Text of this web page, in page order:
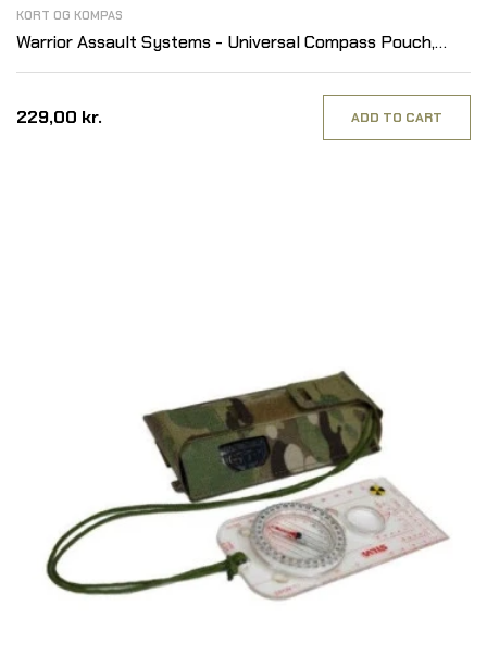
KORT OG KOMPAS
Warrior Assault Systems - Universal Compass Pouch,
Multicam
229,00 kr. ADD TO CART